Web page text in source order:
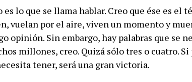
es lo que se llama hablar. Creo que ése es el
vuelan por el aire, viven un momento y
opinión. Sin embargo, hay palabras que se
millones, creo. Quizá sólo tres o cuatro.
tener, será una gran victoria.